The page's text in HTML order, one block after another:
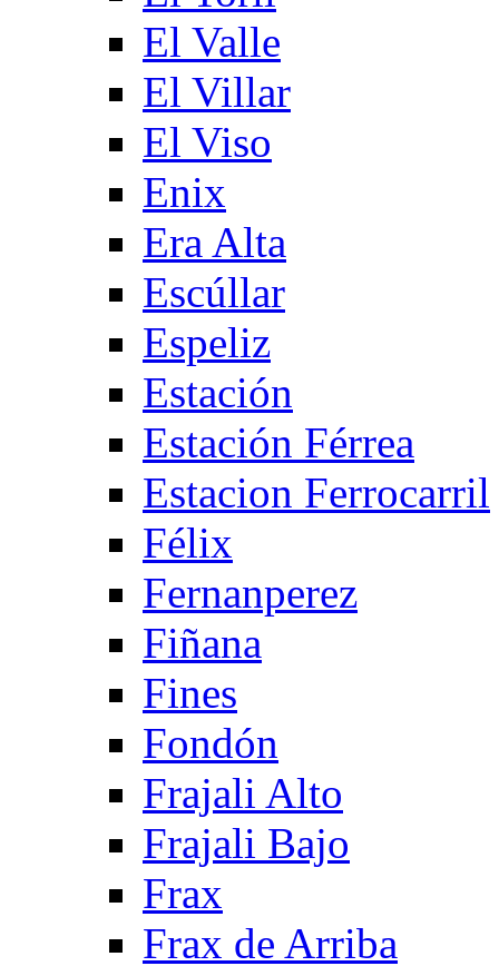
El Valle
El Villar
El Viso
Enix
Era Alta
Escúllar
Espeliz
Estación
Estación Férrea
Estacion Ferrocarril
Félix
Fernanperez
Fiñana
Fines
Fondón
Frajali Alto
Frajali Bajo
Frax
Frax de Arriba